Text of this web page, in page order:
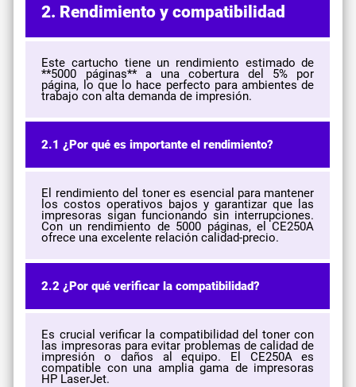
2. Rendimiento y compatibilidad
Este cartucho tiene un rendimiento estimado de
**5000 páginas** a una cobertura del 5% por
página, lo que lo hace perfecto para ambientes de
trabajo con alta demanda de impresión.
2.1 ¿Por qué es importante el rendimiento?
El rendimiento del toner es esencial para mantener
los costos operativos bajos y garantizar que las
impresoras sigan funcionando sin interrupciones.
Con un rendimiento de 5000 páginas, el CE250A
ofrece una excelente relación calidad-precio.
2.2 ¿Por qué verificar la compatibilidad?
Es crucial verificar la compatibilidad del toner con
las impresoras para evitar problemas de calidad de
impresión o daños al equipo. El CE250A es
compatible con una amplia gama de impresoras
HP LaserJet.